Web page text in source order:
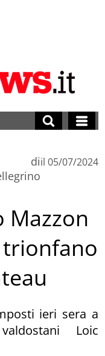
diil 05/07/2024
Mazzon
trionfano
ieri sera a
Loic